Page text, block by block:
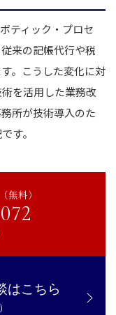
ティック・プロセ
来の記帳代行や税
。こうした変化に対
を活用した業務改
所が技術導入のた
す。
無料）
はこちら